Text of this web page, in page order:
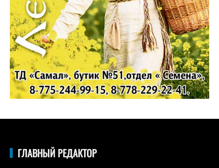
ГЛАВНЫЙ РЕДАКТОР